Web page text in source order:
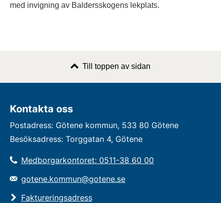
med invigning av Baldersskogens lekplats.
Till toppen av sidan
Kontakta oss
Postadress: Götene kommun, 533 80 Götene
Besöksadress: Torggatan 4, Götene
Medborgarkontoret: 0511-38 60 00
gotene.kommun@gotene.se
Faktureringsadress